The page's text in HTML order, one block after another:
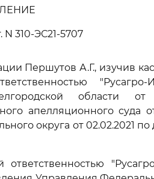
N 310-ЭС21-5707
Першутов А.Г., изучив
"Русагро-
области от
апелляционного суда
округа от 02.02.2021